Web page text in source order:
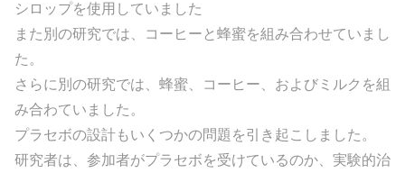
シロップを使用していました
また別の研究では、コーヒーと蜂蜜を組み合わせていまし
た。
さらに別の研究では、蜂蜜、コーヒー、およびミルクを組
み合わていました。
プラセボの設計もいくつかの問題を引き起こしました。
研究者は、参加者がプラセボを受けているのか、実験的治